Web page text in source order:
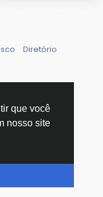
que você
nosso site
Diretório